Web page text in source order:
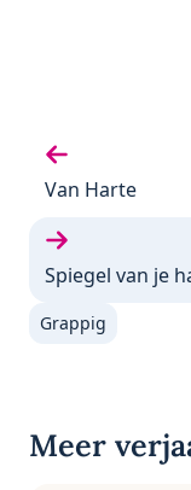
Vorige gedicht:
Van Harte
Volgende
Spiegel van je
Grappig
Meer